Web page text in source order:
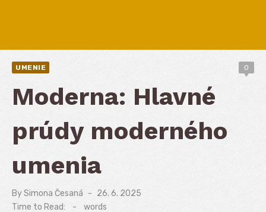
UMENIE 0
Moderna: Hlavné
prúdy moderného
umenia
BySimona Česaná
Posted
on
26. 6. 2025
Time to Read:
- words